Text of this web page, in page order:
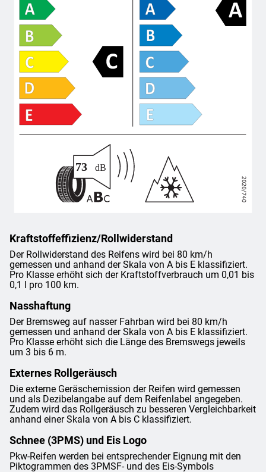
Kraftstoffeffizienz/Rollwiderstand
Der Rollwiderstand des Reifens wird bei 80 km/h
gemessen und anhand der Skala von A bis E klassifiziert.
Pro Klasse erhöht sich der Kraftstoffverbrauch um 0,01 bis
0,1 l pro 100 km.
Nasshaftung
Der Bremsweg auf nasser Fahrban wird bei 80 km/h
gemessen und anhand der Skala von A bis E klassifiziert.
Pro Klasse erhöht sich die Länge des Bremswegs jeweils
um 3 bis 6 m.
Externes Rollgeräusch
Die externe Geräschemission der Reifen wird gemessen
und als Dezibelangabe auf dem Reifenlabel angegeben.
Zudem wird das Rollgeräusch zu besseren Vergleichbarkeit
anhand einer Skala von A bis C klassifiziert.
Schnee (3PMS) und Eis Logo
Pkw-Reifen werden bei entsprechender Eignung mit den
Piktogrammen des 3PMSF- und des Eis-Symbols